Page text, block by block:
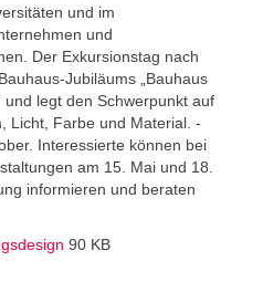
und im
und
Der Exkursionstag nach
Jubiläums „Bauhaus
und legt den Schwerpunkt auf
Licht, Farbe und Material. -
Interessierte können bei
am 15. Mai und 18.
informieren und beraten
90 KB